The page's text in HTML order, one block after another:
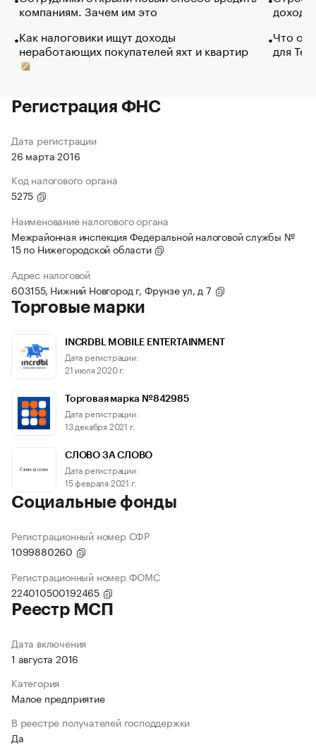
компаниям. Зачем им это
Как налоговики ищут доходы
неработающих покупателей яхт и квартир
Что
для
Регистрация ФНС
Дата регистрации
26 марта 2016
Код налогового органа
5275
Наименование налогового органа
Межрайонная инспекция Федеральной налоговой службы №
15 по Нижегородской области
Адрес налоговой
603155, Нижний Новгород г, Фрунзе ул, д 7
Торговые марки
INCRDBL MOBILE ENTERTAINMENT
Дата регистрации:
21 июля 2020 г.
Торговая марка №842985
Дата регистрации:
13 декабря 2021 г.
СЛОВО ЗА СЛОВО
Дата регистрации:
15 февраля 2021 г.
Социальные фонды
Регистрационный номер СФР
1099880260
Регистрационный номер ФОМС
224010500192465
Реестр МСП
Дата включения
1 августа 2016
Категория
Малое предприятие
В реестре получателей господдержки
Да